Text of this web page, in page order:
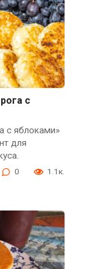
с
с яблоками»
для
0 1.1к.